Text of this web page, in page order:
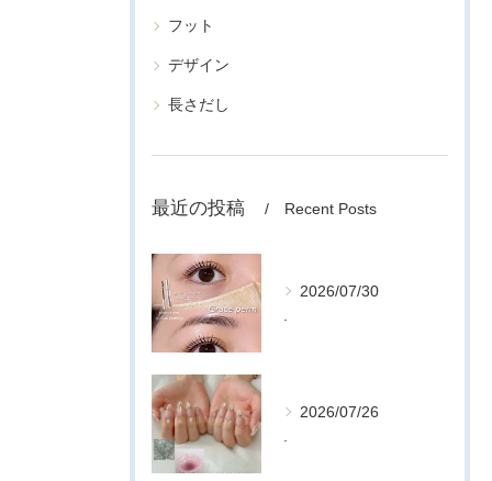
フット
デザイン
長さだし
最近の投稿 Recent Posts
2026/07/30
2026/07/26